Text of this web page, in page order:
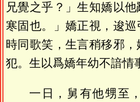
兄覺之乎？」生知嬌以
寒固也。」嬌正視，逡
時同歌笑，生言稍移邪
犯。生以爲嬌年幼不諳情
一日，舅有他甥至